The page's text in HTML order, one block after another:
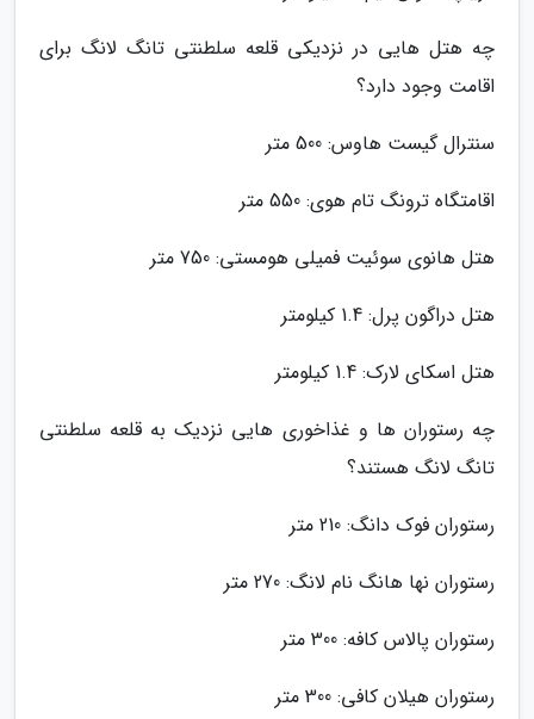
چه هتل هایی در نزدیکی قلعه سلطنتی تانگ لانگ برای
اقامت وجود دارد؟
سنترال گیست هاوس: 500 متر
اقامتگاه ترونگ تام هوی: 550 متر
هتل هانوی سوئیت فمیلی هومستی: 750 متر
هتل دراگون پرل: 1.4 کیلومتر
هتل اسکای لارک: 1.4 کیلومتر
چه رستوران ها و غذاخوری هایی نزدیک به قلعه سلطنتی
تانگ لانگ هستند؟
رستوران فوک دانگ: 210 متر
رستوران نها هانگ نام لانگ: 270 متر
رستوران پالاس کافه: 300 متر
رستوران هیلان کافی: 300 متر